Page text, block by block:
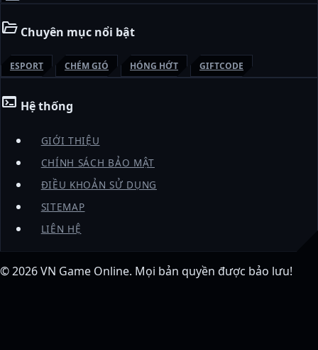
folder_open Chuyên mục nổi bật
ESPORT CHÉM GIÓ HÓNG HỚT GIFTCODE
terminal Hệ thống
GIỚI THIỆU
CHÍNH SÁCH BẢO MẬT
ĐIỀU KHOẢN SỬ DỤNG
SITEMAP
LIÊN HỆ
© 2026VN Game Online. Mọi bản quyền được bảo lưu!